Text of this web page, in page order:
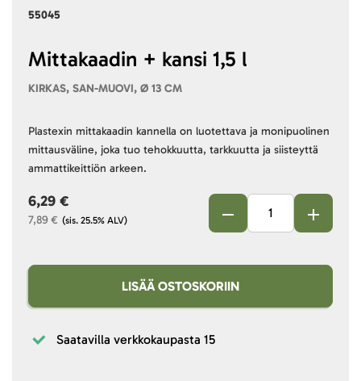
55045
Mittakaadin + kansi 1,5 l
KIRKAS, SAN-MUOVI, Ø 13 CM
Plastexin mittakaadin kannella on luotettava ja monipuolinen
mittausväline, joka tuo tehokkuutta, tarkkuutta ja siisteyttä
ammattikeittiön arkeen.
(sis. 25.5% ALV)
7,89 €
6,29 €
LISÄÄ OSTOSKORIIN
Saatavilla verkkokaupasta 15
images
beginning
gallery